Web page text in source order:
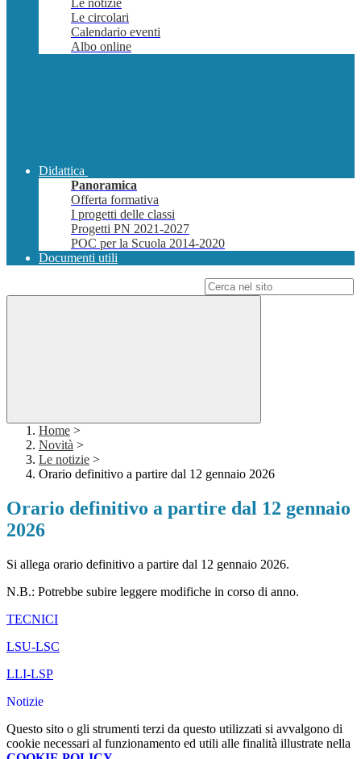
Le notizie
Le circolari
Calendario eventi
Albo online
Didattica
Panoramica
Offerta formativa
I progetti delle classi
Progetti PN 2021-2027
POC per la Scuola 2014-2020
Documenti utili
Home >
Novità >
Le notizie >
Orario definitivo a partire dal 12 gennaio 2026
Orario definitivo a partire dal 12 gennaio
2026
Si allega orario definitivo a partire dal 12 gennaio 2026.
N.B.: Potrebbe subire leggere modifiche in corso di anno.
TECNICI
LSU-LSC
LLI-LSP
Notizie
Questo sito o gli strumenti terzi da questo utilizzati si avvalgono di
cookie necessari al funzionamento ed utili alle finalità illustrate nella